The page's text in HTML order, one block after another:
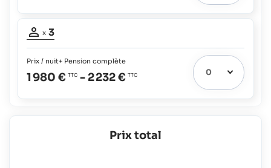
Occupation
x 3
Prix / nuit+ Pension complète
1 980 € - 2 232 €
Prix total